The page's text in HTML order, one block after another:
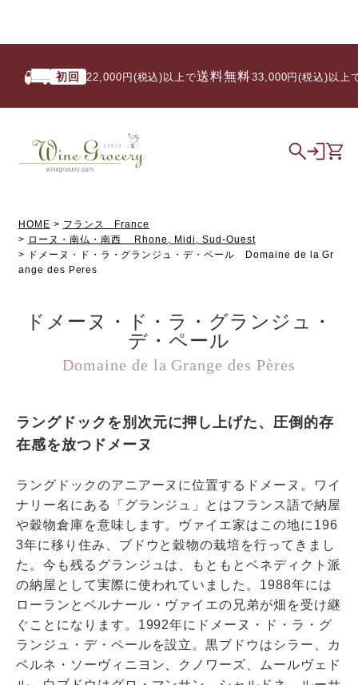
初回 22,000円(税込)以上で 送料無料/ 33,000円(税込)以上で
HOME
フランス France
ローヌ・南仏・南西 Rhone, Midi, Sud-Ouest
ドメーヌ・ド・ラ・グランジュ・デ・ペール Domaine de la Gr
ange des Peres
ドメーヌ・ド・ラ・グランジュ・
デ・ペール
Domaine de la Grange des Pères
ラングドックを別次元に押し上げた、圧倒的存
在感を放つドメーヌ
ラングドックのアニアーヌに位置するドメーヌ。ワイ
ナリー名にある「グランジュ」とはフランス語で納屋
や穀物倉庫を意味します。ヴァイエ家はこの地に196
3年に移り住み、ブドウと穀物の栽培を行ってきまし
た。今も残るグランジュは、もともとベネディクト派
の納屋として実際に使われていました。1988年には
ローランとベルナール・ヴァイエの兄弟が畑を受け継
ぐことになります。1992年にドメーヌ・ド・ラ・グ
ランジュ・デ・ペールを設立。黒ブドウはシラー、カ
ベルネ・ソーヴィニヨン、クノワーズ、ムールヴェド